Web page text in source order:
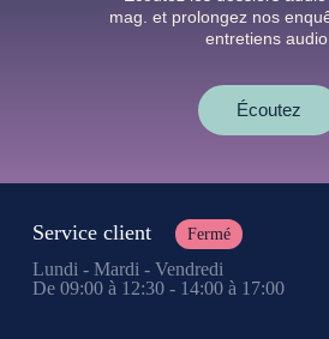
mag. et prolongez nos
entretiens audio.
Écoutez
Service client Fermé
Lundi - Mardi - Vendredi
De 09:00 à 12:30 - 14:00 à 17:00